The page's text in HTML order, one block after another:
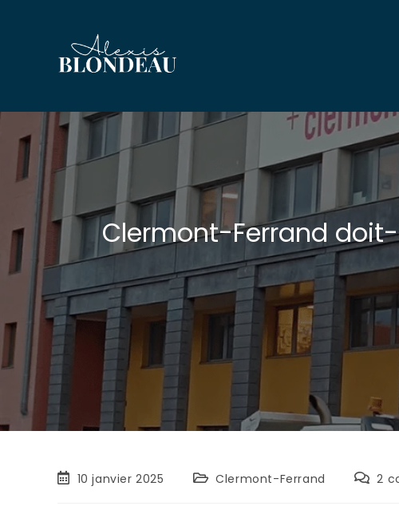
Clermont-Ferrand
Publication
10 janvier 2025
PostClermont-Ferrand 2